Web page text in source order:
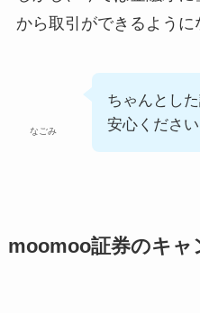
から取引ができるように
なごみ
ちゃんとし
安心ください
moomoo証券のキャ